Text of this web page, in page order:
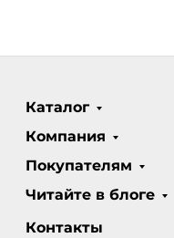
Каталог
Компания
Покупателям
Читайте в блоге
Контакты